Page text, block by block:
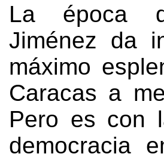
La época
Jiménez da
máximo
Caracas a
Pero es con
democracia